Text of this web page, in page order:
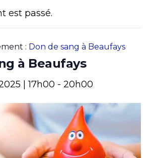
est passé.
: Don de sang à Beaufays
à Beaufays
| 17h00 - 20h00